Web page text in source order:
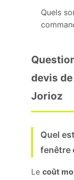
Quels
devis
Jorioz
Quel
fenêtre
Le coût